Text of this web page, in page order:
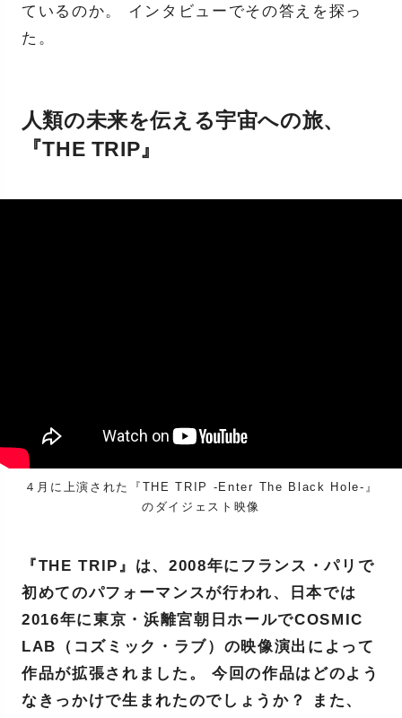
ているのか。 インタビューでその答えを探っ
た。
人類の未来を伝える宇宙への旅、
『THE TRIP』
４月に上演された『THE TRIP -Enter The Black Hole-』
のダイジェスト映像
『THE TRIP』は、2008年にフランス・パリで
初めてのパフォーマンスが行われ、日本では
2016年に東京・浜離宮朝日ホールでCOSMIC
LAB（コズミック・ラブ）の映像演出によって
作品が拡張されました。 今回の作品はどのよう
なきっかけで生まれたのでしょうか？ また、